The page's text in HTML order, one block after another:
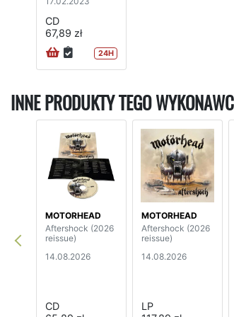
CD
67,89 zł
24H
INNE PRODUKTY TEGO
MOTORHEAD
Aftershock (2026
reissue)
14.08.2026
CD
MOTORHEAD
Aftershock (2026
reissue)
14.08.2026
LP